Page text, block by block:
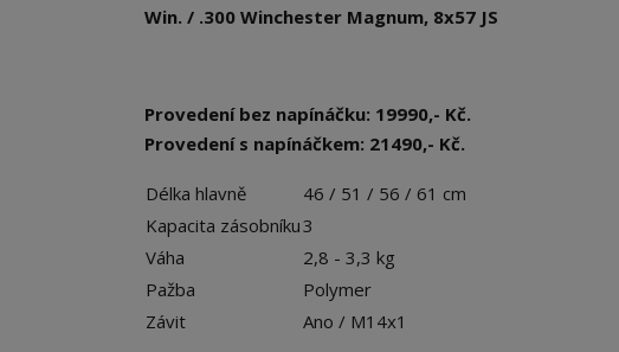
Win. / .300 Winchester Magnum, 8x57 JS
Provedení bez napínáčku: 19990,- Kč.
Provedení s napínáčkem: 21490,- Kč.
Délka hlavně
46 / 51 / 56 / 61 cm
Kapacita zásobníku3
Váha
2,8 - 3,3 kg
Pažba
Polymer
Závit
Ano / M14x1